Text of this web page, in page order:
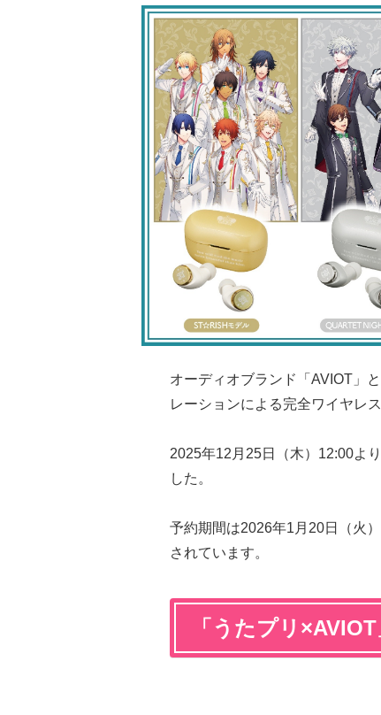
オーディオブランド「AVIOT」
レーションによる完全ワイヤレ
2025年12月25日（木）12:00よ
した。
予約期間は2026年1月20日（火
されています。
「うたプリ